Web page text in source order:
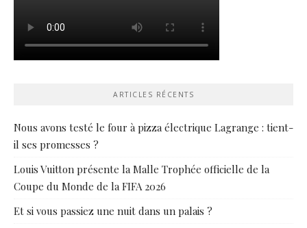
ARTICLES RÉCENTS
Nous avons testé le four à pizza électrique Lagrange : tient-
il ses promesses ?
Louis Vuitton présente la Malle Trophée officielle de la
Coupe du Monde de la FIFA 2026
Et si vous passiez une nuit dans un palais ?